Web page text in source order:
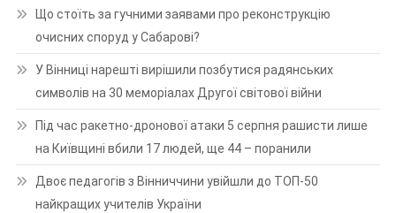
Що стоїть за гучними заявами про реконструкцію
очисних споруд у Сабарові?
У Вінниці нарешті вирішили позбутися радянських
символів на 30 меморіалах Другої світової війни
Під час ракетно-дронової атаки 5 серпня рашисти лише
на Київщині вбили 17 людей, ще 44 – поранили
Двоє педагогів з Вінниччини увійшли до ТОП-50
найкращих учителів України